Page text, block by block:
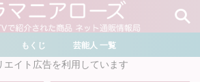
索 ／もくじ 芸能人 一覧
エイト広告を利用しています